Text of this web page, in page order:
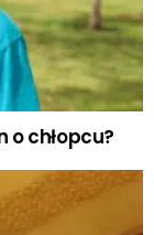
o chłopcu?